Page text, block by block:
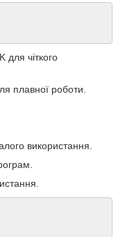
для чіткого
плавної роботи.
використання.